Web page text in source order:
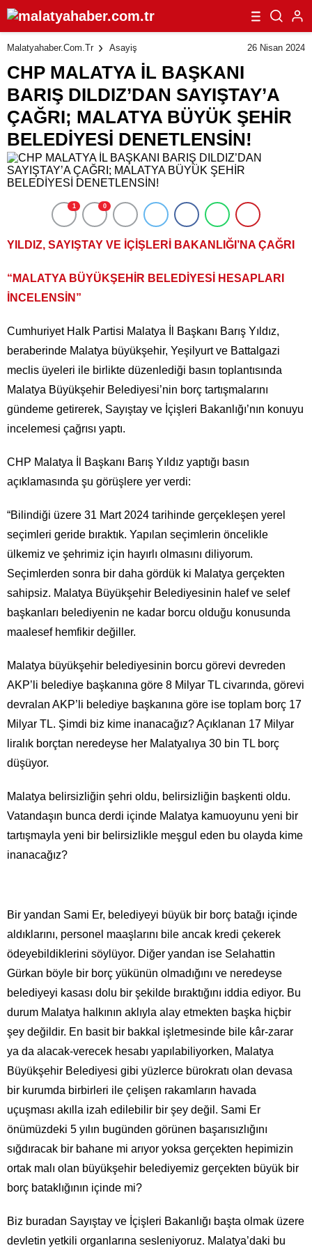
Malatyahaber.com.tr Asayiş 26 Nisan 2024
CHP MALATYA İL BAŞKANI
BARIŞ DILDIZ’DAN SAYIŞTAY’A
ÇAĞRI; MALATYA BÜYÜK ŞEHİR
BELEDİYESİ DENETLENSİN!
1 0
YILDIZ, SAYIŞTAY VE İÇİŞLERİ BAKANLIĞI’NA ÇAĞRI
“MALATYA BÜYÜKŞEHİR BELEDİYESİ HESAPLARI
İNCELENSİN”
Cumhuriyet Halk Partisi Malatya İl Başkanı Barış Yıldız,
beraberinde Malatya büyükşehir, Yeşilyurt ve Battalgazi
meclis üyeleri ile birlikte düzenlediği basın toplantısında
Malatya Büyükşehir Belediyesi’nin borç tartışmalarını
gündeme getirerek, Sayıştay ve İçişleri Bakanlığı’nın konuyu
incelemesi çağrısı yaptı.
CHP Malatya İl Başkanı Barış Yıldız yaptığı basın
açıklamasında şu görüşlere yer verdi:
“Bilindiği üzere 31 Mart 2024 tarihinde gerçekleşen yerel
seçimleri geride bıraktık. Yapılan seçimlerin öncelikle
ülkemiz ve şehrimiz için hayırlı olmasını diliyorum.
Seçimlerden sonra bir daha gördük ki Malatya gerçekten
sahipsiz. Malatya Büyükşehir Belediyesinin halef ve selef
başkanları belediyenin ne kadar borcu olduğu konusunda
maalesef hemfikir değiller.
Malatya büyükşehir belediyesinin borcu görevi devreden
AKP’li belediye başkanına göre 8 Milyar TL civarında, görevi
devralan AKP’li belediye başkanına göre ise toplam borç 17
Milyar TL. Şimdi biz kime inanacağız? Açıklanan 17 Milyar
liralık borçtan neredeyse her Malatyalıya 30 bin TL borç
düşüyor.
Malatya belirsizliğin şehri oldu, belirsizliğin başkenti oldu.
Vatandaşın bunca derdi içinde Malatya kamuoyunu yeni bir
tartışmayla yeni bir belirsizlikle meşgul eden bu olayda kime
inanacağız?
Bir yandan Sami Er, belediyeyi büyük bir borç batağı içinde
aldıklarını, personel maaşlarını bile ancak kredi çekerek
ödeyebildiklerini söylüyor. Diğer yandan ise Selahattin
Gürkan böyle bir borç yükünün olmadığını ve neredeyse
belediyeyi kasası dolu bir şekilde bıraktığını iddia ediyor. Bu
durum Malatya halkının aklıyla alay etmekten başka hiçbir
şey değildir. En basit bir bakkal işletmesinde bile kâr-zarar
ya da alacak-verecek hesabı yapılabiliyorken, Malatya
Büyükşehir Belediyesi gibi yüzlerce bürokratı olan devasa
bir kurumda birbirleri ile çelişen rakamların havada
uçuşması akılla izah edilebilir bir şey değil. Sami Er
önümüzdeki 5 yılın bugünden görünen başarısızlığını
sığdıracak bir bahane mi arıyor yoksa gerçekten hepimizin
ortak malı olan büyükşehir belediyemiz gerçekten büyük bir
borç bataklığının içinde mi?
Biz buradan Sayıştay ve İçişleri Bakanlığı başta olmak üzere
devletin yetkili organlarına sesleniyoruz. Malatya’daki bu